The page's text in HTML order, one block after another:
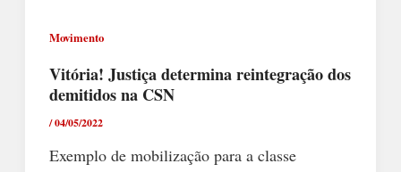
Movimento
Vitória! Justiça determina reintegração dos
demitidos na CSN
/04/05/2022
Exemplo de mobilização para a classe